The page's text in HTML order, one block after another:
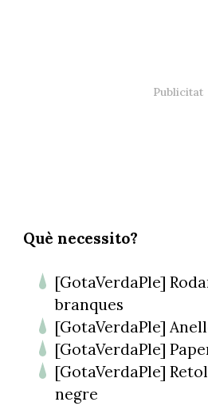
Què necessito?
[GotaVerdaPle]
branques
[GotaVerdaPle]
[GotaVerdaPle]
[GotaVerdaPle]
negre